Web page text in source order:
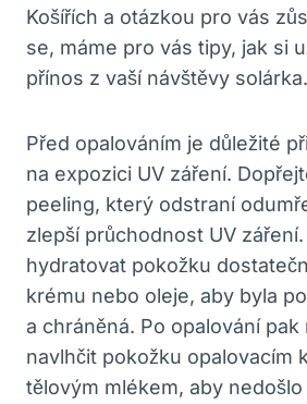
Košířích ​a otázkou pro vás
‍se, máme‌ pro vás ⁢tipy, jak ​si‍
přínos z vaší návštěvy solárka.
Před opalováním je důležité
na expozici UV záření.
peeling,⁢ který odstraní
‌zlepší průchodnost UV
hydratovat pokožku
krému nebo oleje, aby byla
a​ chráněná. Po opalování
⁣navlhčit‌ pokožku opalovacím
tělovým mlékem, aby nedošlo